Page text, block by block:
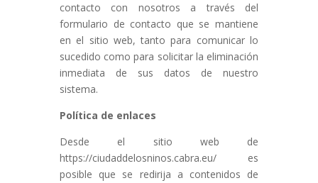
contacto con nosotros a través del
formulario de contacto que se mantiene
en el sitio web, tanto para comunicar lo
sucedido como para solicitar la eliminación
inmediata de sus datos de nuestro
sistema.
Política de enlaces
Desde el sitio web de
https://ciudaddelosninos.cabra.eu/ es
posible que se redirija a contenidos de